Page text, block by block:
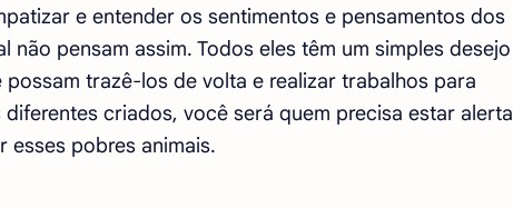
e entender os sentimentos e pensamentos dos
não pensam assim. Todos eles têm um simples desejo
trazê-los de volta e realizar trabalhos para
criados, você será quem precisa estar alerta
esses pobres animais.